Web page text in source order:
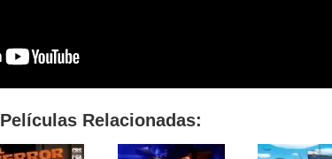
Películas Relacionadas: